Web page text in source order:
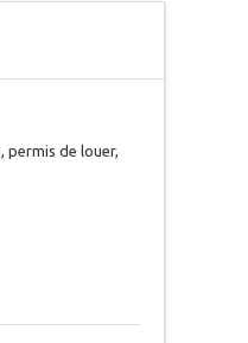
permis de louer,